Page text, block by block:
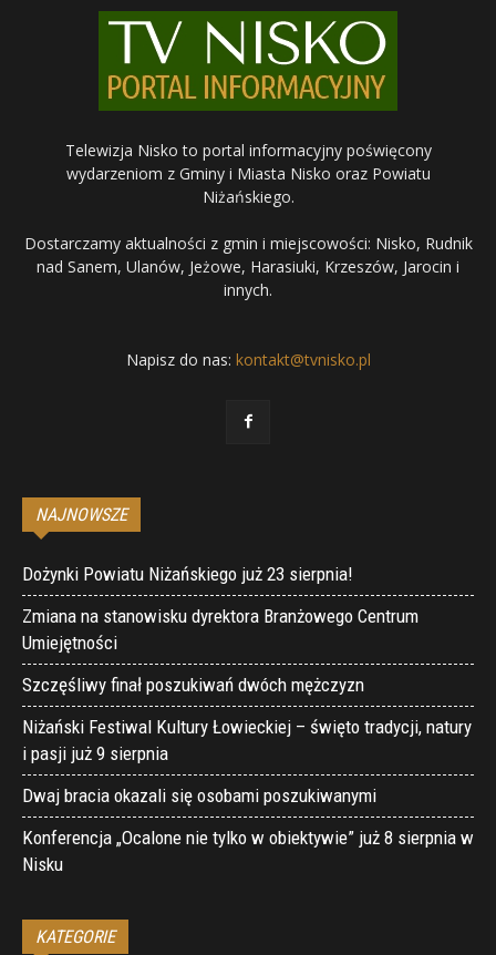
Telewizja Nisko to portal informacyjny poświęcony
wydarzeniom z Gminy i Miasta Nisko oraz Powiatu
Niżańskiego.
Dostarczamy aktualności z gmin i miejscowości: Nisko, Rudnik
nad Sanem, Ulanów, Jeżowe, Harasiuki, Krzeszów, Jarocin i
innych.
Napisz do nas: kontakt@tvnisko.pl
NAJNOWSZE
Dożynki Powiatu Niżańskiego już 23 sierpnia!
Zmiana na stanowisku dyrektora Branżowego Centrum
Umiejętności
Szczęśliwy finał poszukiwań dwóch mężczyzn
Niżański Festiwal Kultury Łowieckiej – święto tradycji, natury
i pasji już 9 sierpnia
Dwaj bracia okazali się osobami poszukiwanymi
Konferencja „Ocalone nie tylko w obiektywie” już 8 sierpnia w
Nisku
KATEGORIE